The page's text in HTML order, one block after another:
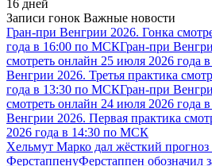
16 дней
Записи гонок Важные новости
Гран-при Венгрии 2026. Гонка
года в 16:00 по МСКГран-при
смотреть онлайн 25 июля 2026 года
Венгрии 2026. Третья практика
года в 13:30 по МСКГран-при
смотреть онлайн 24 июля 2026 года
Венгрии 2026. Первая практика
2026 года в 14:30 по МСК
Хельмут Марко дал жёсткий
ФерстаппенуФерстаппен обозначил